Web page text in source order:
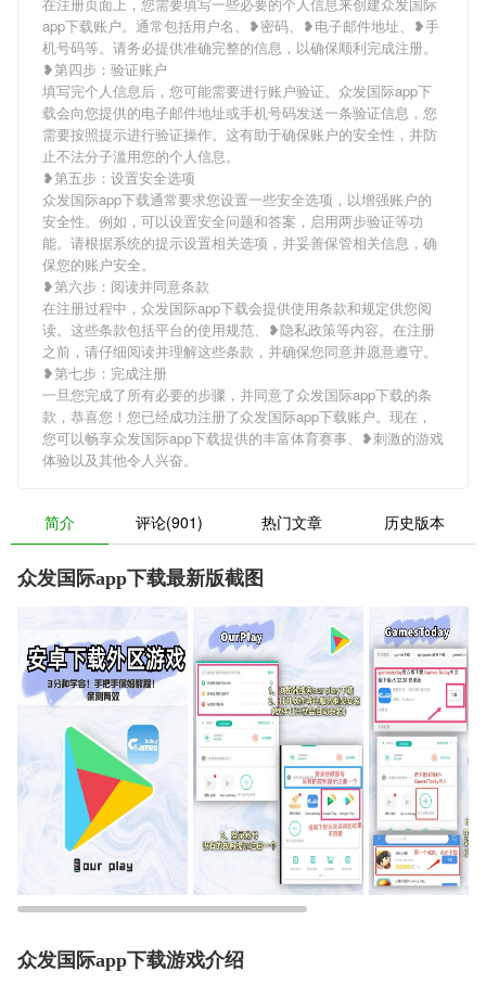
app下载账户。通常包括用户名、❥密码、❥电子邮件地址、❥手
机号码等。请务必提供准确完整的信息，以确保顺利完成注册。
❥第四步：验证账户
填写完个人信息后，您可能需要进行账户验证。众发国际app下
载会向您提供的电子邮件地址或手机号码发送一条验证信息，您
需要按照提示进行验证操作。这有助于确保账户的安全性，并防
止不法分子滥用您的个人信息。
❥第五步：设置安全选项
众发国际app下载通常要求您设置一些安全选项，以增强账户的
安全性。例如，可以设置安全问题和答案，启用两步验证等功
能。请根据系统的提示设置相关选项，并妥善保管相关信息，确
保您的账户安全。
❥第六步：阅读并同意条款
在注册过程中，众发国际app下载会提供使用条款和规定供您阅
读。这些条款包括平台的使用规范、❥隐私政策等内容。在注册
之前，请仔细阅读并理解这些条款，并确保您同意并愿意遵守。
❥第七步：完成注册
一旦您完成了所有必要的步骤，并同意了众发国际app下载的条
款，恭喜您！您已经成功注册了众发国际app下载账户。现在，
您可以畅享众发国际app下载提供的丰富体育赛事、❥刺激的游戏
体验以及其他令人兴奋。
简介 评论(901) 热门文章 历史版本
众发国际app下载最新版截图
众发国际app下载游戏介绍